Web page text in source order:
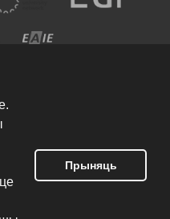
гуманітарны
Прыняць